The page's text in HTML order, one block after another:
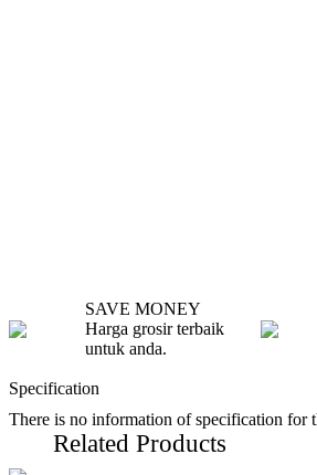
SAVE MONEY
Harga grosir terbaik
untuk anda.
Specification
There is no information of specification for
Related Products